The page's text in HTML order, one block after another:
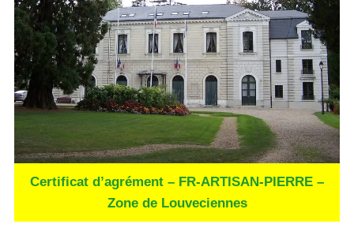
Certificat d’agrément – FR-ARTISAN-PIERRE –
Zone de Louveciennes